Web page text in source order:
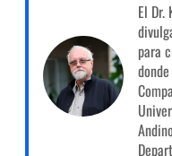
El
para